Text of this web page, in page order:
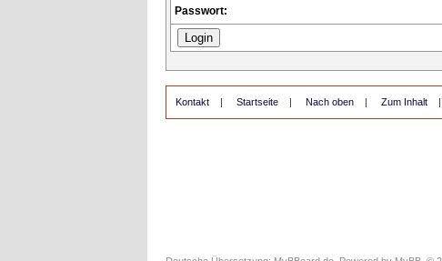
Passwort:
Kontakt | Startseite | Nach oben | Zum Inhalt